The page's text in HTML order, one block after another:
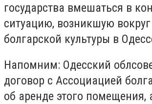
государства вмешаться в
ситуацию, возникшую
болгарской культуры в
Напомним: Одесский
договор с Ассоциацией
об аренде этого помещения,